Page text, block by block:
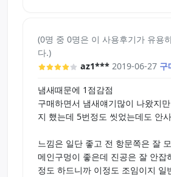
(0명 중 0명은 이 사용후기가 유용
다.)
az1*** 2019-06-27 구
냄새때문에 1점감점
구매하면서 냄새얘기많이 나왔지
지 했는데 5번정도 씻었는데도 안
느낌은 일단 좋고 전 항문쪽은 잘
메인구멍이 좋은데 진공은 잘 안잡
정도 하드니까 이정도 조임이지 일